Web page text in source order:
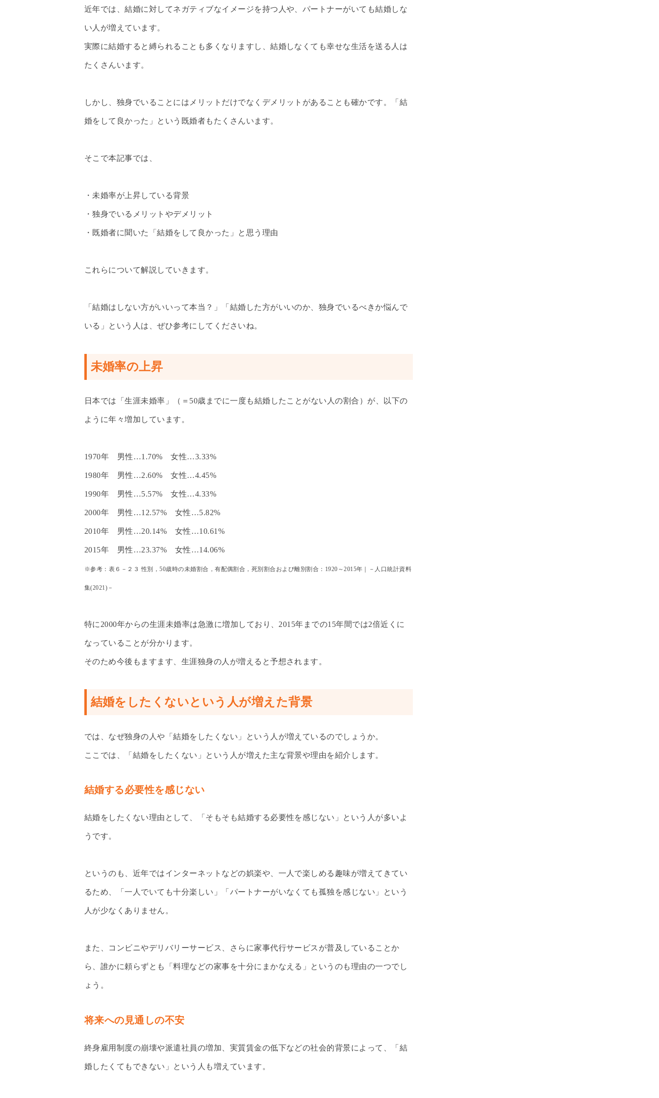
近年では、結婚に対してネガティブなイメージを持つ人や、パートナーがいても結婚しな
い人が増えています。
実際に結婚すると縛られることも多くなりますし、結婚しなくても幸せな生活を送る人は
たくさんいます。
しかし、独身でいることにはメリットだけでなくデメリットがあることも確かです。「結
婚をして良かった」という既婚者もたくさんいます。
そこで本記事では、
・未婚率が上昇している背景
・独身でいるメリットやデメリット
・既婚者に聞いた「結婚をして良かった」と思う理由
これらについて解説していきます。
「結婚はしない方がいいって本当？」「結婚した方がいいのか、独身でいるべきか悩んで
いる」という人は、ぜひ参考にしてくださいね。
未婚率の上昇
日本では「生涯未婚率」（＝50歳までに一度も結婚したことがない人の割合）が、以下の
ように年々増加しています。
1970年 男性…1.70% 女性…3.33%
1980年 男性…2.60% 女性…4.45%
1990年 男性…5.57% 女性…4.33%
2000年 男性…12.57% 女性…5.82%
2010年 男性…20.14% 女性…10.61%
2015年 男性…23.37% 女性…14.06%
※参考：表６－２３ 性別，50歳時の未婚割合，有配偶割合，死別割合および離別割合：1920～2015年｜－人口統計資料
集(2021)－
特に2000年からの生涯未婚率は急激に増加しており、2015年までの15年間では2倍近くに
なっていることが分かります。
そのため今後もますます、生涯独身の人が増えると予想されます。
結婚をしたくないという人が増えた背景
では、なぜ独身の人や「結婚をしたくない」という人が増えているのでしょうか。
ここでは、「結婚をしたくない」という人が増えた主な背景や理由を紹介します。
結婚する必要性を感じない
結婚をしたくない理由として、「そもそも結婚する必要性を感じない」という人が多いよ
うです。
というのも、近年ではインターネットなどの娯楽や、一人で楽しめる趣味が増えてきてい
るため、「一人でいても十分楽しい」「パートナーがいなくても孤独を感じない」という
人が少なくありません。
また、コンビニやデリバリーサービス、さらに家事代行サービスが普及していることか
ら、誰かに頼らずとも「料理などの家事を十分にまかなえる」というのも理由の一つでし
ょう。
将来への見通しの不安
終身雇用制度の崩壊や派遣社員の増加、実質賃金の低下などの社会的背景によって、「結
婚したくてもできない」という人も増えています。